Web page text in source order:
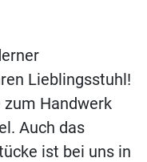
Lieblingsstuhl!
Handwerk
Auch das
ist bei uns in